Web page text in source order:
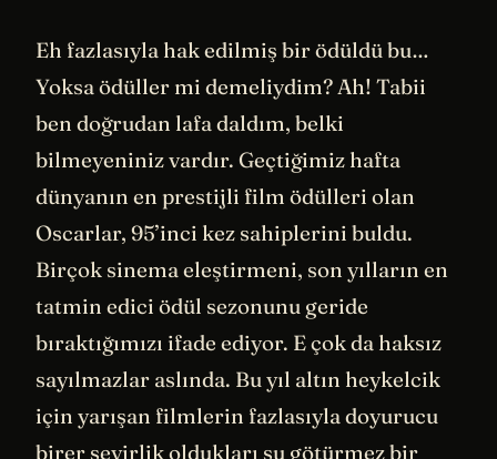
Eh fazlasıyla hak edilmiş bir ödüldü bu…
Yoksa ödüller mi demeliydim? Ah! Tabii
ben doğrudan lafa daldım, belki
bilmeyeniniz vardır. Geçtiğimiz hafta
dünyanın en prestijli film ödülleri olan
Oscarlar, 95’inci kez sahiplerini buldu.
Birçok sinema eleştirmeni, son yılların en
tatmin edici ödül sezonunu geride
bıraktığımızı ifade ediyor. E çok da haksız
sayılmazlar aslında. Bu yıl altın heykelcik
için yarışan filmlerin fazlasıyla doyurucu
birer seyirlik oldukları su götürmez bir